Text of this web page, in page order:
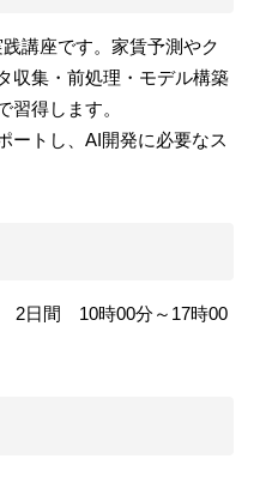
講座です。家賃予測やク
収集・前処理・モデル構築
習得します。
ートし、 AI開発に必要なス
2日間 10時00分～ 17時00